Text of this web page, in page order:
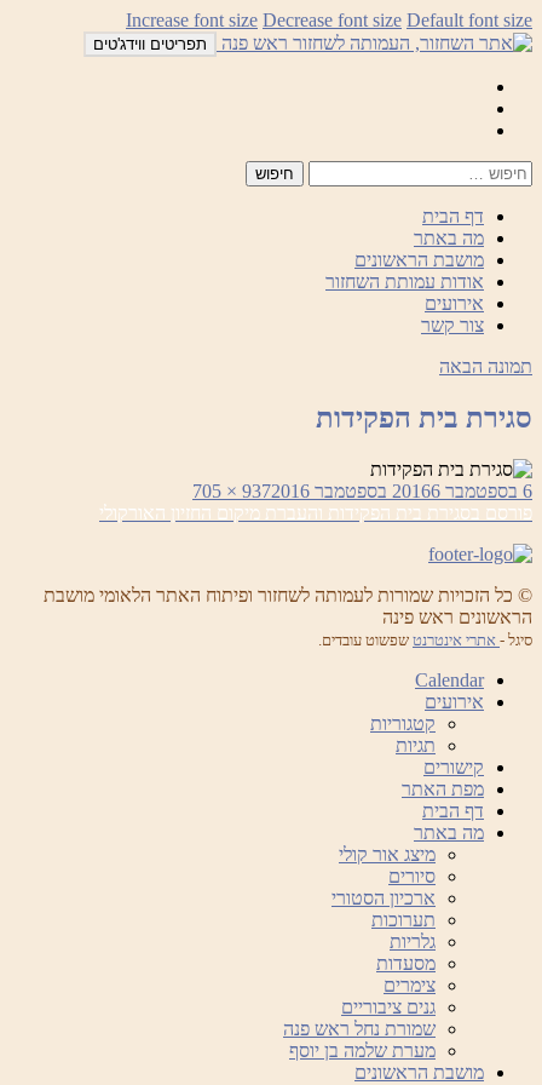
לדלג
לתוכן
Increase font size Decrease font size Default font size
תפריטים ווידג'טים
דף הבית
מה באתר
מושבת הראשונים
אודות עמותת השחזור
אירועים
צור קשר
תמונה הבאה
סגירת בית הפקידות
פורסם
בתאריך
6 בספטמבר 2016 6 בספטמבר 2016
מסך
מלא
937 × 705
ניווט
פורסם בסגירת בית הפקידות והעברת מיקום החזיון האורקולי
© כל הזכויות שמורות לעמותה לשחזור ופיתוח האתר הלאומי מושבת
הראשונים ראש פינה
סיגל - אתרי אינטרנט שפשוט עובדים.
Calendar
אירועים
קטגוריות
תגיות
קישורים
מפת האתר
דף הבית
מה באתר
מיצג אור קולי
סיורים
ארכיון הסטורי
תערוכות
גלריות
מסעדות
צימרים
גנים ציבוריים
שמורת נחל ראש פנה
מערת שלמה בן יוסף
מושבת הראשונים